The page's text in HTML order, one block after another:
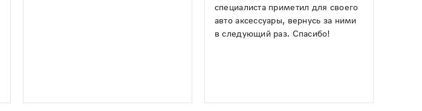
специалиста приметил для своего
авто аксессуары, вернусь за ними
в следующий раз. Спасибо!